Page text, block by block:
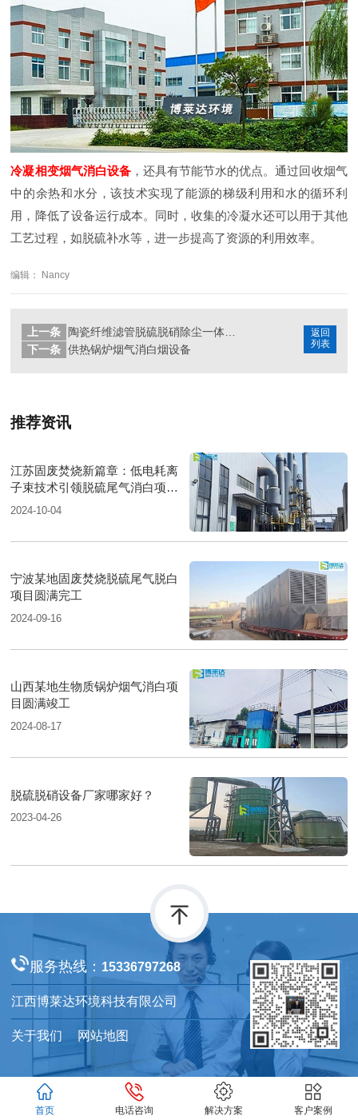
冷凝相变烟气消白设备，还具有节能节水的优点。通过回收烟气
中的余热和水分，该技术实现了能源的梯级利用和水的循环利
用，降低了设备运行成本。同时，收集的冷凝水还可以用于其他
工艺过程，如脱硫补水等，进一步提高了资源的利用效率。
编辑： Nancy
返回
列表
上一条
下一条 供热锅炉烟气消白烟设备
推荐资讯
江苏固废焚烧新篇章：低电耗离
子束技术引领脱硫尾气消白项目
圆满落成
2024-10-04
宁波某地固废焚烧脱硫尾气脱白
项目圆满完工
2024-09-16
山西某地生物质锅炉烟气消白项
目圆满竣工
2024-08-17
脱硫脱硝设备厂家哪家好？
2023-04-26
服务热线： 15336797268
江西博莱达环境科技有限公司
关于我们 网站地图
首页 电话咨询 解决方案 客户案例